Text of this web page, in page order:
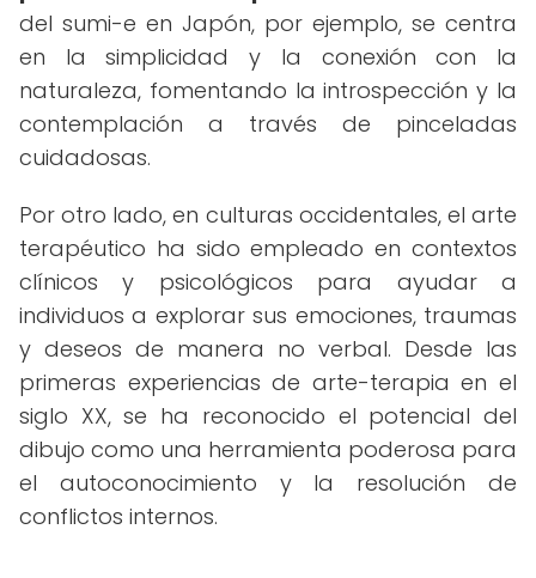
del sumi-e en Japón, por ejemplo, se centra
en la simplicidad y la conexión con la
naturaleza, fomentando la introspección y la
contemplación a través de pinceladas
cuidadosas.
Por otro lado, en culturas occidentales, el arte
terapéutico ha sido empleado en contextos
clínicos y psicológicos para ayudar a
individuos a explorar sus emociones, traumas
y deseos de manera no verbal. Desde las
primeras experiencias de arte-terapia en el
siglo XX, se ha reconocido el potencial del
dibujo como una herramienta poderosa para
el autoconocimiento y la resolución de
conflictos internos.